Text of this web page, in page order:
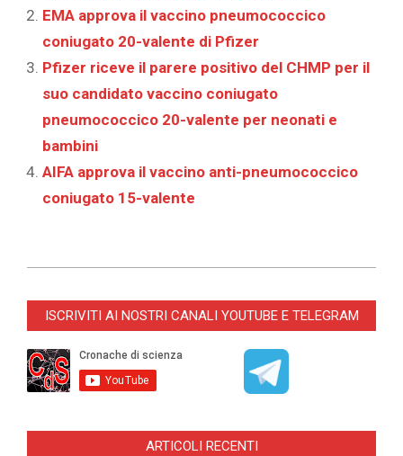
EMA approva il vaccino pneumococcico
coniugato 20-valente di Pfizer
Pfizer riceve il parere positivo del CHMP per il
suo candidato vaccino coniugato
pneumococcico 20-valente per neonati e
bambini
AIFA approva il vaccino anti-pneumococcico
coniugato 15-valente
03-
ISCRIVITI AI NOSTRI CANALI YOUTUBE E TELEGRAM
ARTICOLI RECENTI